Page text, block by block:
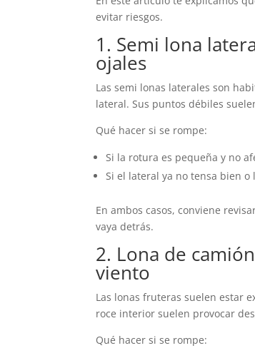
evitar riesgos.
1. Semi lona
ojales
Las semi lonas laterales son
lateral. Sus puntos débiles
Qué hacer si se rompe:
Si la rotura es pequeña y no
Si el lateral ya no tensa bien
En ambos casos, conviene
vaya detrás.
2. Lona de
viento
Las lonas fruteras suelen estar
roce interior suelen provocar
Qué hacer si se rompe: